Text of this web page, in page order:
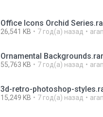
Office Icons Orchid
26,541 KB 7 год(а) назад
Ornamental Backgrounds.rar
55,763 KB 7 год(а) назад
3d-retro-photoshop-
15,249 KB 7 год(а) назад